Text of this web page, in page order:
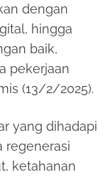
dengan
hingga
baik,
pekerjaan
(13/2/2025).
yang dihadapi
regenerasi
ketahanan